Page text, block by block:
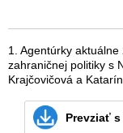
1. Agentúrky
zahraničnej politiky s
Krajčovičová a
Prevziať s